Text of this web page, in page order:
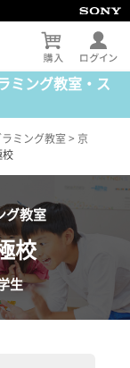
ミング教室・ス
ミング教室 > 京
校
グ教室
校
生